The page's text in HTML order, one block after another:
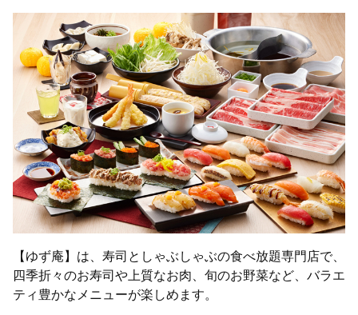
【ゆず庵】は、寿司としゃぶしゃぶの食べ放題専門店で、
四季折々のお寿司や上質なお肉、旬のお野菜など、バラエ
ティ豊かなメニューが楽しめます。